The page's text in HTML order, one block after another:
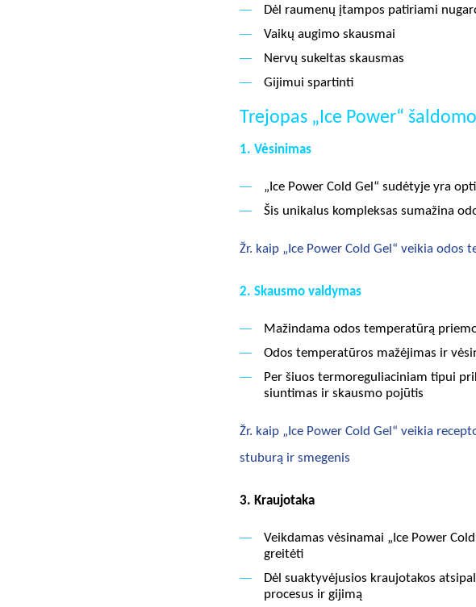
Dėl raumenų įtampos patiriami
Vaikų augimo skausmai
Nervų sukeltas skausmas
Gijimui spartinti
Trejopas „Ice Power“
1. Vėsinimas
„Ice Power Cold Gel“ sudėtyje yra
Šis unikalus kompleksas sumažina
Žr. kaip „Ice Power Cold Gel“ veikia odos
2. Skausmo valdymas
Mažindama odos temperatūrą
Odos temperatūros mažėjimas ir
Per šiuos termoreguliaciniam tipui
siuntimas ir skausmo pojūtis
Žr. kaip „Ice Power Cold Gel“ veikia
stuburą ir smegenis
3. Kraujotaka
Veikdamas vėsinamai „Ice Power
greitėti
Dėl suaktyvėjusios kraujotakos
procesus ir gijimą